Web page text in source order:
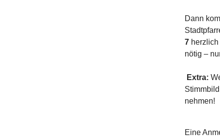
Dann
7herzlich
nötig –
Extra:
nehmen!
Eine